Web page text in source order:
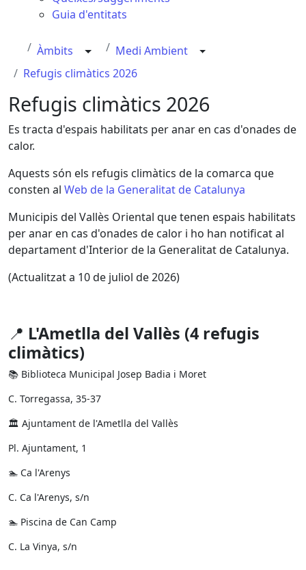
Guia d'entitats
Àmbits
Medi Ambient
Refugis climàtics 2026
Refugis climàtics 2026
Es tracta d'espais habilitats per anar en cas d'onades de
calor.
Aquests són els refugis climàtics de la comarca que
consten al Web de la Generalitat de Catalunya
Municipis del Vallès Oriental que tenen espais habilitats
per anar en cas d'onades de calor i ho han notificat al
departament d'Interior de la Generalitat de Catalunya.
(Actualitzat a 10 de juliol de 2026)
📍 L'Ametlla del Vallès (4 refugis
climàtics)
📚 Biblioteca Municipal Josep Badia i Moret
C. Torregassa, 35-37
🏛️ Ajuntament de l'Ametlla del Vallès
Pl. Ajuntament, 1
🏊 Ca l'Arenys
C. Ca l'Arenys, s/n
🏊 Piscina de Can Camp
C. La Vinya, s/n